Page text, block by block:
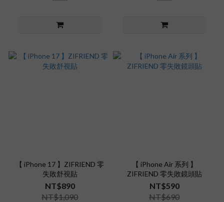
【 iPhone 17 】ZIFRIEND 零
失敗舒視貼
NT$890
NT$1,090
【 iPhone Air 系列 】
ZIFRIEND 零失敗鏡頭貼
NT$590
NT$690